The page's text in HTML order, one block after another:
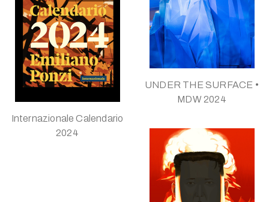
UNDER THE SURFACE •
MDW 2024
Internazionale Calendario
2024